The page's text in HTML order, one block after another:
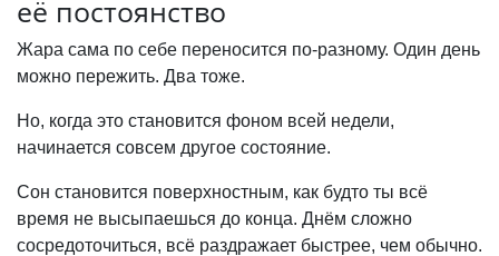
её постоянство
Жара сама по себе переносится по-разному. Один день
можно пережить. Два тоже.
Но, когда это становится фоном всей недели,
начинается совсем другое состояние.
Сон становится поверхностным, как будто ты всё
время не высыпаешься до конца. Днём сложно
сосредоточиться, всё раздражает быстрее, чем обычно.